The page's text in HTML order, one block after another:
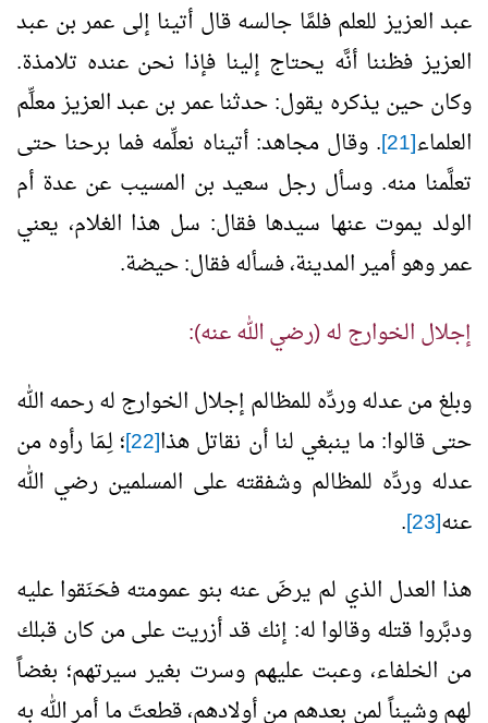
عبد العزيز للعلم فلمَّا جالسه قال أتينا إلى عمر بن عبد
العزيز فظننا أنَّه يحتاج إلينا فإذا نحن عنده تلامذة.
وكان حين يذكره يقول: حدثنا عمر بن عبد العزيز معلِّم
العلماء[21]
. وقال مجاهد: أتيناه نعلِّمه فما برحنا حتى
تعلَّمنا منه. وسأل رجل سعيد بن المسيب عن عدة أم
الولد يموت عنها سيدها فقال: سل هذا الغلام، يعني
عمر وهو أمير المدينة، فسأله فقال: حيضة.
إجلال الخوارج له (رضي الله عنه):
وبلغ من عدله وردِّه للمظالم إجلال الخوارج له رحمه الله
حتى قالوا: ما ينبغي لنا أن نقاتل هذا[22]
؛ لِـمَا رأوه من
عدله وردِّه للمظالم وشفقته على المسلمين رضي الله
عنه[23]
.
هذا العدل الذي لم يرضَ عنه بنو عمومته فحَنَقوا عليه
ودبَّروا قتله وقالوا له: إنك قد أزريت على من كان قبلك
من الخلفاء، وعبت عليهم وسرت بغير سيرتهم؛ بغضاً
لهم وشيناً لمن بعدهم من أولادهم، قطعتَ ما أمر الله به